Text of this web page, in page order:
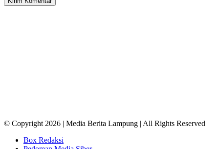
© Copyright 2026 | Media Berita Lampung | All Rights Reserved
Box Redaksi